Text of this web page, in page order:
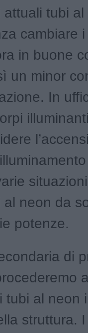
attuali tubi
cambiare
in buone
un minor
In
al neon da
potenze.
di
tubi al neon
struttura.